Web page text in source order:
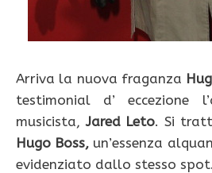
Arriva la nuova fraganza
testimonial d’ eccezione
musicista,Jared Leto. Si
Hugo Boss, un’essenza
evidenziato dallo stesso spot.